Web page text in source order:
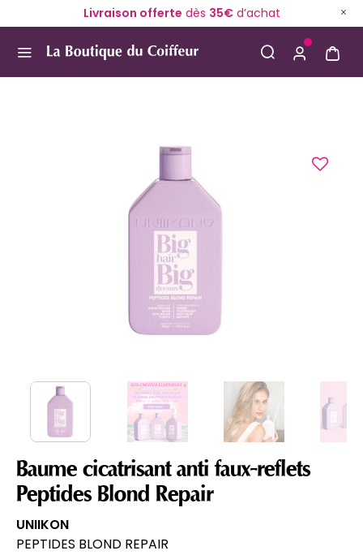
Livraison offerte dès 35€d’achat
Baume cicatrisant anti faux-reflets
Peptides Blond Repair
UNIIKON
PEPTIDES BLOND REPAIR